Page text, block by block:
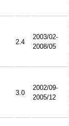
2.4
2003/02-
2008/05
3.0
2002/09-
2005/12